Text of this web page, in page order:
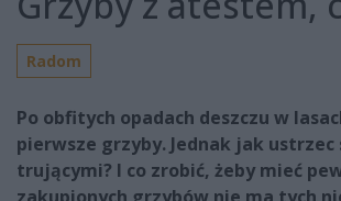
Radom
Po obfitych opadach deszczu w
pierwsze grzyby. Jednak jak
trującymi? I co zrobić, żeby mieć